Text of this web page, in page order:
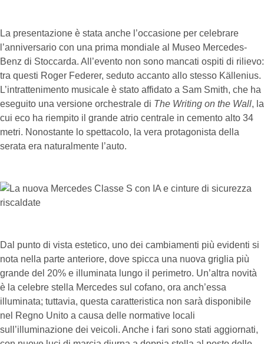
La presentazione è stata anche l’occasione per celebrare
l’anniversario con una prima mondiale al Museo Mercedes-
Benz di Stoccarda. All’evento non sono mancati ospiti di rilievo:
tra questi Roger Federer, seduto accanto allo stesso Källenius.
L’intrattenimento musicale è stato affidato a Sam Smith, che ha
eseguito una versione orchestrale di The Writing on the Wall, la
cui eco ha riempito il grande atrio centrale in cemento alto 34
metri. Nonostante lo spettacolo, la vera protagonista della
serata era naturalmente l’auto.
Dal punto di vista estetico, uno dei cambiamenti più evidenti si
nota nella parte anteriore, dove spicca una nuova griglia più
grande del 20% e illuminata lungo il perimetro. Un’altra novità
è la celebre stella Mercedes sul cofano, ora anch’essa
illuminata; tuttavia, questa caratteristica non sarà disponibile
nel Regno Unito a causa delle normative locali
sull’illuminazione dei veicoli. Anche i fari sono stati aggiornati,